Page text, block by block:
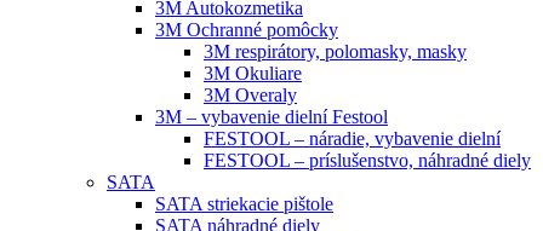
3M Autokozmetika
3M Ochranné pomôcky
3M respirátory, polomasky, masky
3M Okuliare
3M Overaly
3M – vybavenie dielní Festool
FESTOOL – náradie, vybavenie dielní
FESTOOL – príslušenstvo, náhradné diely
SATA
SATA striekacie pištole
SATA náhradné diely